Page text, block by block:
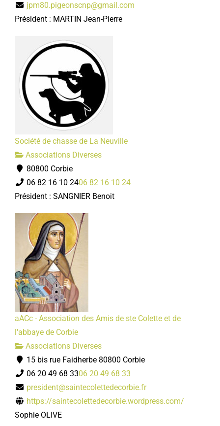
jpm80.pigeonscnp@gmail.com
Président : MARTIN Jean-Pierre
Société de chasse de La Neuville
Associations Diverses
80800 Corbie
06 82 16 10 2406 82 16 10 24
Président : SANGNIER Benoit
aACc - Association des Amis de ste Colette et de
l'abbaye de Corbie
Associations Diverses
15 bis rue Faidherbe 80800 Corbie
06 20 49 68 3306 20 49 68 33
president@saintecolettedecorbie.fr
https://saintecolettedecorbie.wordpress.com/
Sophie OLIVE